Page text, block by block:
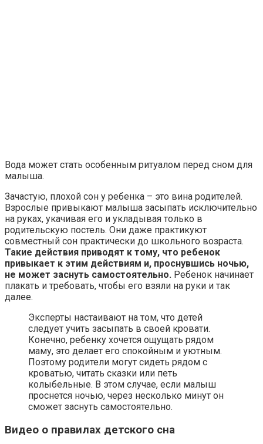
Вода может стать особенным ритуалом перед сном для
малыша.
Зачастую, плохой сон у ребенка – это вина родителей.
Взрослые привыкают малыша засыпать исключительно
на руках, укачивая его и укладывая только в
родительскую постель. Они даже практикуют
совместный сон практически до школьного возраста.
Такие действия приводят к тому, что ребенок
привыкает к этим действиям и, проснувшись ночью,
не может заснуть самостоятельно. Ребенок начинает
плакать и требовать, чтобы его взяли на руки и так
далее.
Эксперты настаивают на том, что детей
следует учить засыпать в своей кровати.
Конечно, ребенку хочется ощущать рядом
маму, это делает его спокойным и уютным.
Поэтому родители могут сидеть рядом с
кроватью, читать сказки или петь
колыбельные. В этом случае, если малыш
проснется ночью, через несколько минут он
сможет заснуть самостоятельно.
Видео о правилах детского сна